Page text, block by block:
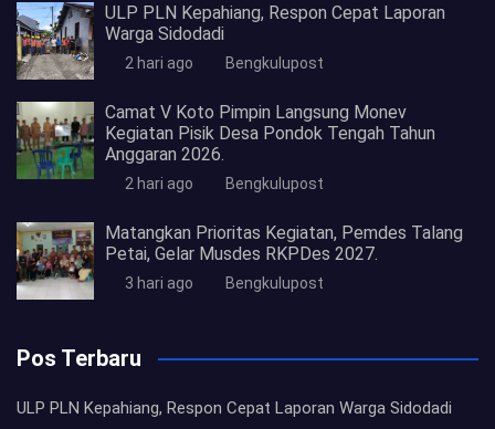
ULP PLN Kepahiang, Respon Cepat Laporan
Warga Sidodadi
2 hari ago Bengkulupost
Camat V Koto Pimpin Langsung Monev
Kegiatan Pisik Desa Pondok Tengah Tahun
Anggaran 2026.
2 hari ago Bengkulupost
Matangkan Prioritas Kegiatan, Pemdes Talang
Petai, Gelar Musdes RKPDes 2027.
3 hari ago Bengkulupost
Pos Terbaru
ULP PLN Kepahiang, Respon Cepat Laporan Warga Sidodadi